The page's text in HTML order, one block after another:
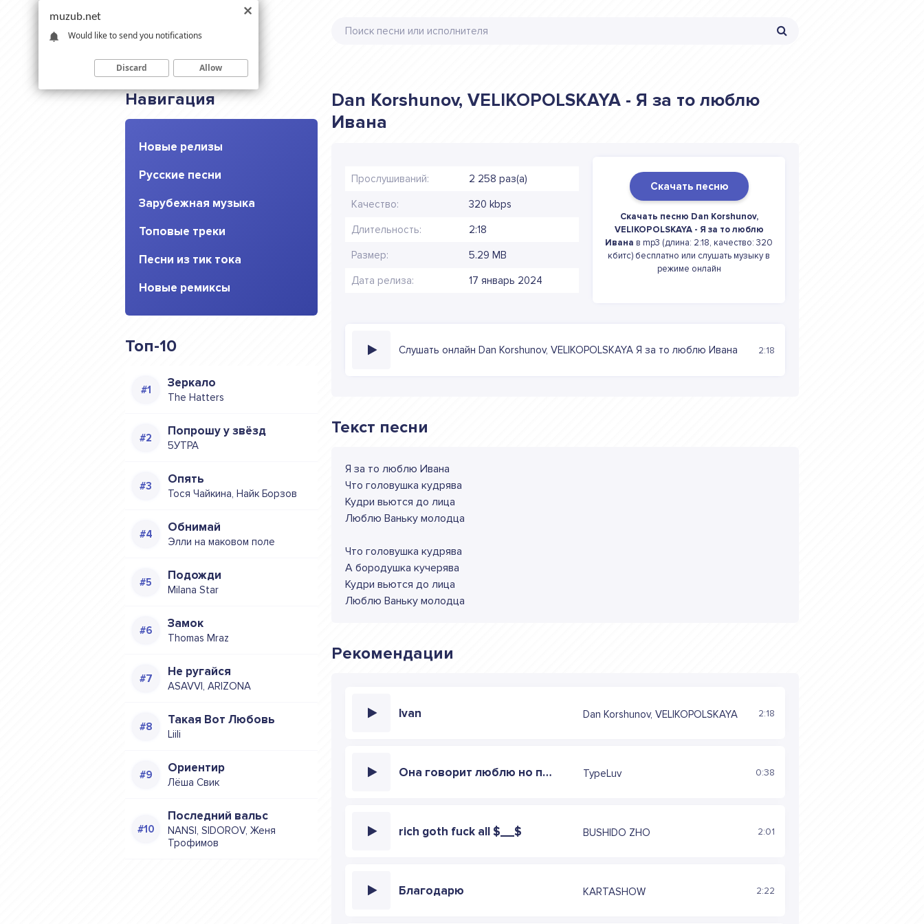
Навигация
Новые релизы
Русские песни
Зарубежная музыка
Топовые треки
Песни из тик тока
Новые ремиксы
Топ-10
Зеркало
The Hatters
Попрошу у звёзд
5УТРА
Опять
Тося Чайкина, Найк Борзов
Обнимай
Элли на маковом поле
Подожди
Milana Star
Замок
Thomas Mraz
Не ругайся
ASAVVI, ARIZONA
Такая Вот Любовь
Liili
Ориентир
Лёша Свик
Последний вальс
NANSI, SIDOROV, Женя
Трофимов
Dan Korshunov, VELIKOPOLSKAYA - Я за то люблю
Ивана
Прослушиваний: 2 258 раз(а)
Качество: 320 kbps
Длительность: 2:18
Размер: 5.29 MB
Дата релиза: 17 январь 2024
Скачать песню
Скачать песню Dan Korshunov,
VELIKOPOLSKAYA - Я за то люблю
Ивана в mp3 (длина: 2:18, качество: 320
кбитс) бесплатно или слушать музыку в
режиме онлайн
Слушать онлайн Dan Korshunov, VELIKOPOLSKAYA Я за то люблю Ивана 2:18
Текст песни
Я за то люблю Ивана
Что головушка кудрява
Кудри вьются до лица
Люблю Ваньку молодца
Что головушка кудрява
А бородушка кучерява
Кудри вьются до лица
Люблю Ваньку молодца
Рекомендации
Ivan Dan Korshunov, VELIKOPOLSKAYA 2:18
Она говорит люблю но потом снимает маску TypeLuv 0:38
rich goth fuck all $__$ BUSHIDO ZHO 2:01
Благодарю KARTASHOW 2:22
muzub.net
Would like to send you notifications
Discard Allow